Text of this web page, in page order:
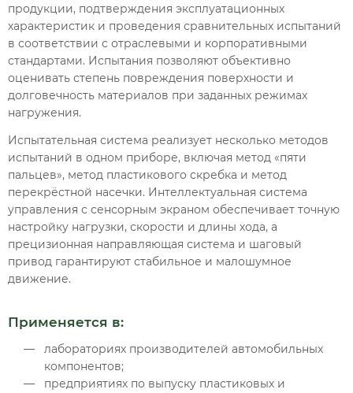
продукции, подтверждения эксплуатационных
характеристик и проведения сравнительных испытаний
в соответствии с отраслевыми и корпоративными
стандартами. Испытания позволяют объективно
оценивать степень повреждения поверхности и
долговечность материалов при заданных режимах
нагружения.
Испытательная система реализует несколько методов
испытаний в одном приборе, включая метод «пяти
пальцев», метод пластикового скребка и метод
перекрёстной насечки. Интеллектуальная система
управления с сенсорным экраном обеспечивает точную
настройку нагрузки, скорости и длины хода, а
прецизионная направляющая система и шаговый
привод гарантируют стабильное и малошумное
движение.
Применяется в:
лабораториях производителей автомобильных
компонентов;
предприятиях по выпуску пластиковых и